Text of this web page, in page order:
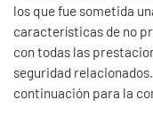
los que fue sometida
características de no
con todas las
seguridad
continuación para la